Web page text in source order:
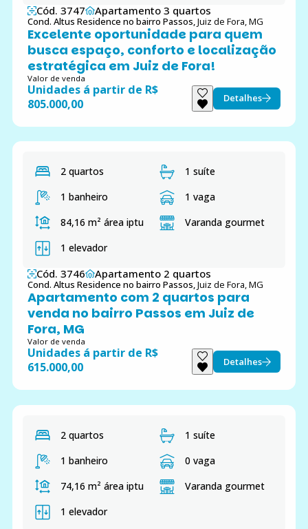
Cód. 3747 Apartamento 3 quartos
Cond. Altus Residence no bairro Passos,Juiz de Fora, MG
Excelente oportunidade para quem
busca espaço, conforto e localização
estratégica em Juiz de Fora!
Valor de venda
Unidades á partir de R$
805.000,00
Detalhes
2 quartos
1 suíte
1 banheiro
1 vaga
84,16 m² área iptu
Varanda gourmet
1 elevador
Cód. 3746 Apartamento 2 quartos
Cond. Altus Residence no bairro Passos,Juiz de Fora, MG
Apartamento com 2 quartos para
venda no bairro Passos em Juiz de
Fora, MG
Valor de venda
Unidades á partir de R$
615.000,00
Detalhes
2 quartos
1 suíte
1 banheiro
0 vaga
74,16 m² área iptu
Varanda gourmet
1 elevador